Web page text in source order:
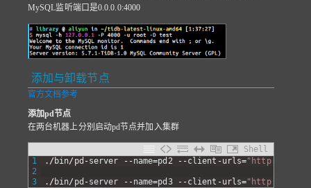
MySQL监听端口是0.0.0.0:4000
添加与卸载节点
官方文档参考
添加pd节点
在两台机器上分别启动pd节点并加入集群
Shell
1
2
3
. / bin/ pd -server --name=pd2 --client -urls="http://
. / bin/ pd -server --name=pd3 --client -urls="http://